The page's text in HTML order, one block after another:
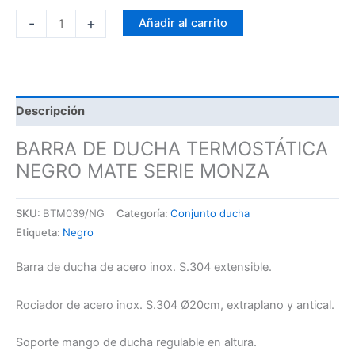
- + Añadir al carrito
Descripción
BARRA DE DUCHA TERMOSTÁTICA
NEGRO MATE SERIE MONZA
SKU: BTM039/NG Categoría: Conjunto ducha
Etiqueta: Negro
Barra de ducha de acero inox. S.304 extensible.
Rociador de acero inox. S.304 Ø20cm, extraplano y antical.
Soporte mango de ducha regulable en altura.